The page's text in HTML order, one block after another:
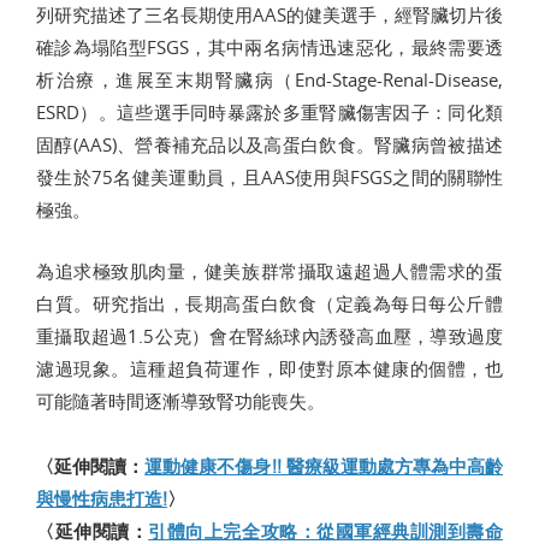
列研究描述了三名長期使用AAS的健美選手，經腎臟切片後
確診為塌陷型FSGS，其中兩名病情迅速惡化，最終需要透
析治療，進展至末期腎臟病（End-Stage-Renal-Disease,
ESRD）。這些選手同時暴露於多重腎臟傷害因子：同化類
固醇(AAS)、營養補充品以及高蛋白飲食。腎臟病曾被描述
發生於75名健美運動員，且AAS使用與FSGS之間的關聯性
極強。
為追求極致肌肉量，健美族群常攝取遠超過人體需求的蛋
白質。研究指出，長期高蛋白飲食（定義為每日每公斤體
重攝取超過1.5公克）會在腎絲球內誘發高血壓，導致過度
濾過現象。這種超負荷運作，即使對原本健康的個體，也
可能隨著時間逐漸導致腎功能喪失。
〈延伸閱讀：運動健康不傷身!! 醫療級運動處方專為中高齡
與慢性病患打造!〉
〈延伸閱讀： 引體向上完全攻略：從國軍經典訓測到壽命